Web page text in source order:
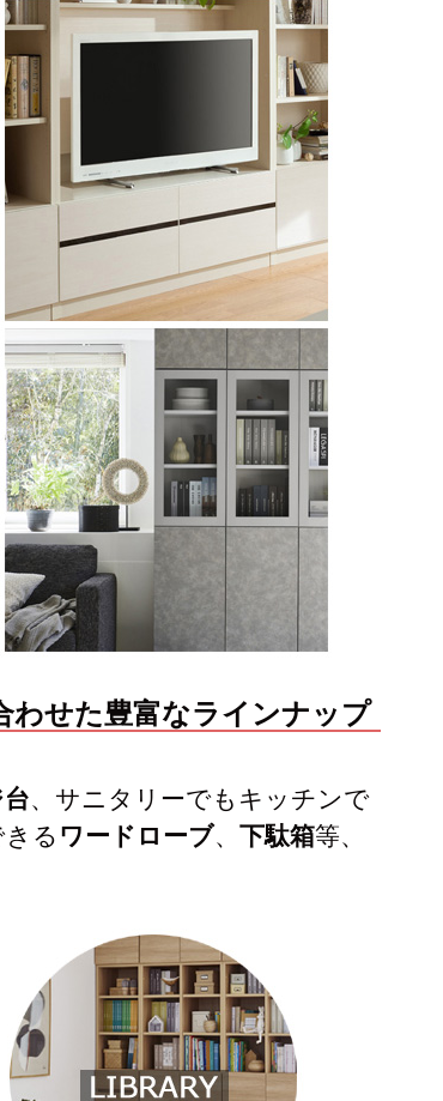
わせた豊富なラインナップ
、サニタリーでもキッチンで
る ワードローブ、 下駄箱等、